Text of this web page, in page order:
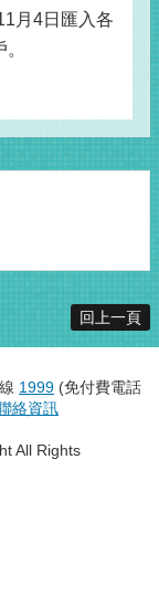
月4日匯入各
回上一頁
1999 (免付費電話
絡資訊
All Rights